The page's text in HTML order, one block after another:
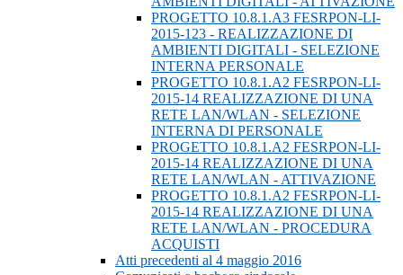
PROGETTO 10.8.1.A3 FESRPON-LI-
2015-123 - REALIZZAZIONE DI
AMBIENTI DIGITALI - SELEZIONE
INTERNA PERSONALE
PROGETTO 10.8.1.A2 FESRPON-LI-
2015-14 REALIZZAZIONE DI UNA
RETE LAN/WLAN - SELEZIONE
INTERNA DI PERSONALE
PROGETTO 10.8.1.A2 FESRPON-LI-
2015-14 REALIZZAZIONE DI UNA
RETE LAN/WLAN - ATTIVAZIONE
PROGETTO 10.8.1.A2 FESRPON-LI-
2015-14 REALIZZAZIONE DI UNA
RETE LAN/WLAN - PROCEDURA
ACQUISTI
Atti precedenti al 4 maggio 2016